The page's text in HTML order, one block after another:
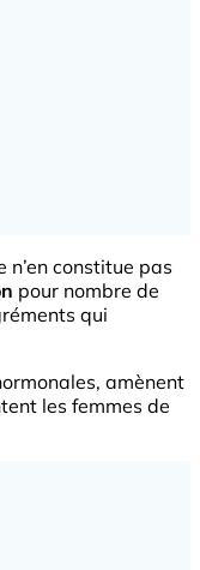
constitue pas
pour nombre de
qui
amènent
les femmes de